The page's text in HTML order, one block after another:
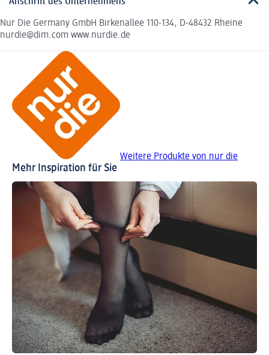
Nur Die Germany GmbH Birkenallee 110-134, D-48432 Rheine
nurdie@dim.com www.nurdie.de
Weitere Produkte von nur die
Mehr Inspiration für Sie